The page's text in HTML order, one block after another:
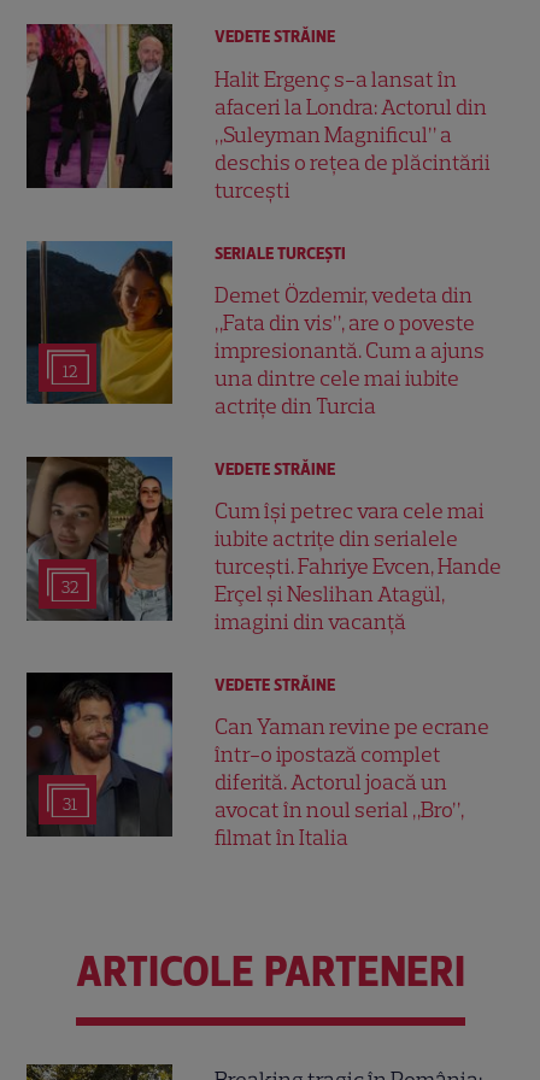
VEDETE STRĂINE
Halit Ergenç s-a lansat în
afaceri la Londra: Actorul din
„Suleyman Magnificul” a
deschis o rețea de plăcintării
turcești
12
SERIALE TURCEŞTI
Demet Özdemir, vedeta din
„Fata din vis”, are o poveste
impresionantă. Cum a ajuns
una dintre cele mai iubite
actrițe din Turcia
32
VEDETE STRĂINE
Cum își petrec vara cele mai
iubite actrițe din serialele
turcești. Fahriye Evcen, Hande
Erçel și Neslihan Atagül,
imagini din vacanță
31
VEDETE STRĂINE
Can Yaman revine pe ecrane
într-o ipostază complet
diferită. Actorul joacă un
avocat în noul serial „Bro”,
filmat în Italia
ARTICOLE PARTENERI